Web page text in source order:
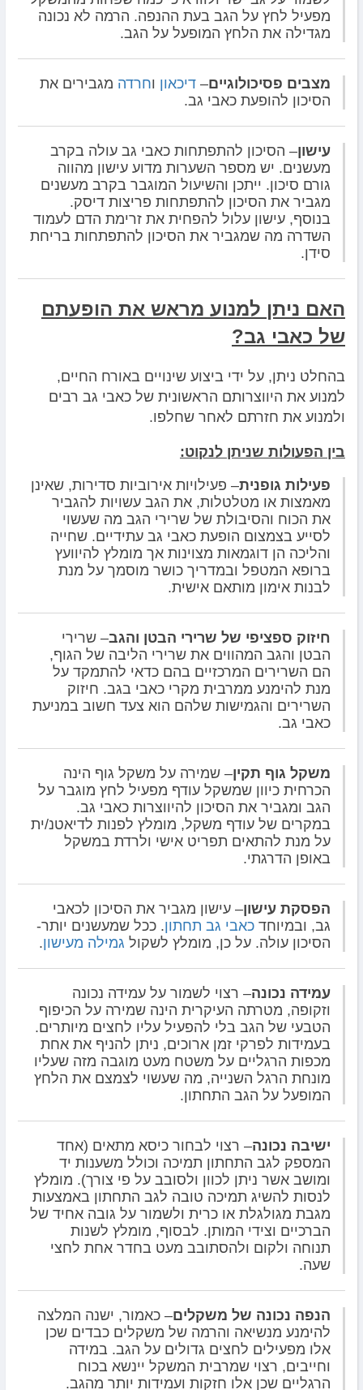
מפעיל לחץ על הגב בעת ההנפה. הרמה לא נכונה
מגדילה את הלחץ המופעל על הגב.
מצבים פסיכולוגיים– דיכאון וחרדה מגבירים את
הסיכון להופעת כאבי גב.
עישון– הסיכון להתפתחות כאבי גב עולה בקרב
מעשנים. יש מספר השערות מדוע עישון מהווה
גורם סיכון. ייתכן והשיעול המוגבר בקרב מעשנים
מגביר את הסיכון להתפתחות פריצות דיסק.
בנוסף, עישון עלול להפחית את זרימת הדם לעמוד
השדרה מה שמגביר את הסיכון להתפתחות בריחת
סידן.
האם ניתן למנוע מראש את הופעתם
של כאבי גב?
בהחלט ניתן, על ידי ביצוע שינויים באורח החיים,
למנוע את היווצרותם הראשונית של כאבי גב רבים
ולמנוע את חזרתם לאחר שחלפו.
בין הפעולות שניתן לנקוט:
פעילות גופנית– פעילויות אירוביות סדירות, שאינן
מאמצות או מטלטלות, את הגב עשויות להגביר
את הכוח והסיבולת של שרירי הגב מה שעשוי
לסייע בצמצום הופעת כאבי גב עתידיים. שחייה
והליכה הן דוגמאות מצוינות אך מומלץ להיוועץ
ברופא המטפל ובמדריך כושר מוסמך על מנת
לבנות אימון מותאם אישית.
חיזוק ספציפי של שרירי הבטן והגב– שרירי
הבטן והגב המהווים את שרירי הליבה של הגוף,
הם השרירים המרכזיים בהם כדאי להתמקד על
מנת להימנע ממרבית מקרי כאבי בגב. חיזוק
השרירים והגמישות שלהם הוא צעד חשוב במניעת
כאבי גב.
משקל גוף תקין– שמירה על משקל גוף הינה
הכרחית כיוון שמשקל עודף מפעיל לחץ מוגבר על
הגב ומגביר את הסיכון להיווצרות כאבי גב.
במקרים של עודף משקל, מומלץ לפנות לדיאטנ/ית
על מנת להתאים תפריט אישי ולרדת במשקל
באופן הדרגתי.
הפסקת עישון– עישון מגביר את הסיכון לכאבי
גב, ובמיוחד כאבי גב תחתון. ככל שמעשנים יותר-
הסיכון עולה. על כן, מומלץ לשקול גמילה מעישון.
עמידה נכונה– רצוי לשמור על עמידה נכונה
וזקופה, מטרתה העיקרית הינה שמירה על הכיפוף
הטבעי של הגב בלי להפעיל עליו לחצים מיותרים.
בעמידות לפרקי זמן ארוכים, ניתן להניף את אחת
מכפות הרגליים על משטח מעט מוגבה מזה שעליו
מונחת הרגל השנייה, מה שעשוי לצמצם את הלחץ
המופעל על הגב התחתון.
ישיבה נכונה– רצוי לבחור כיסא מתאים (אחד
המספק לגב התחתון תמיכה וכולל משענות יד
ומושב אשר ניתן לכוון ולסובב על פי צורך). מומלץ
לנסות להשיג תמיכה טובה לגב התחתון באמצעות
מגבת מגולגלת או כרית ולשמור על גובה אחיד של
הברכיים וצידי המותן. לבסוף, מומלץ לשנות
תנוחה ולקום ולהסתובב מעט בחדר אחת לחצי
שעה.
הנפה נכונה של משקלים– כאמור, ישנה המלצה
להימנע מנשיאה והרמה של משקלים כבדים שכן
אלו מפעילים לחצים גדולים על הגב. במידה
וחייבים, רצוי שמרבית המשקל יינשא בכוח
הרגליים שכן אלו חזקות ועמידות יותר מהגב.